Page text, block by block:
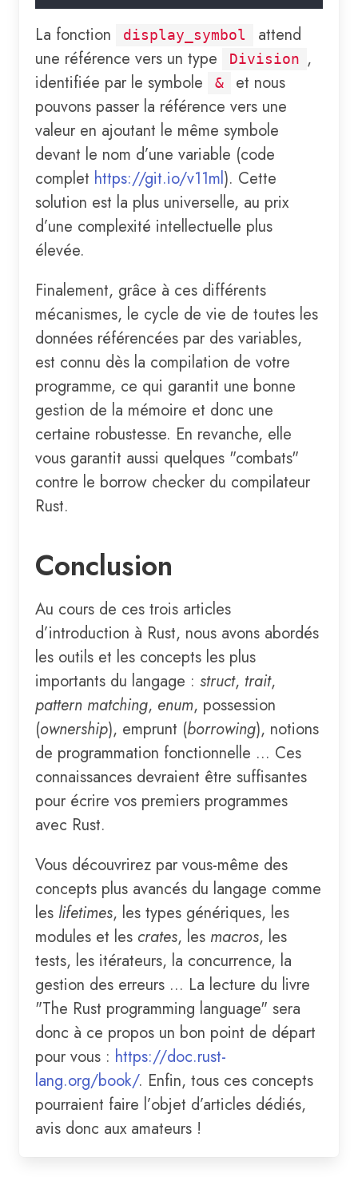
La fonction display_symbol
attend
une référence vers un type
Division ,
identifiée par le symbole
&
et nous
pouvons passer la référence vers une
valeur en ajoutant le même symbole
devant le nom d’une variable (code
complet https://git.io/v11ml). Cette
solution est la plus universelle, au prix
d’une complexité intellectuelle plus
élevée.
Finalement, grâce à ces différents
mécanismes, le cycle de vie de toutes les
données référencées par des variables,
est connu dès la compilation de votre
programme, ce qui garantit une bonne
gestion de la mémoire et donc une
certaine robustesse. En revanche, elle
vous garantit aussi quelques "combats"
contre le borrow checker du compilateur
Rust.
Conclusion
Au cours de ces trois articles
d’introduction à Rust, nous avons abordés
les outils et les concepts les plus
importants du langage : struct, trait,
pattern matching, enum, possession
(ownership), emprunt (borrowing), notions
de programmation fonctionnelle ... Ces
connaissances devraient être suffisantes
pour écrire vos premiers programmes
avec Rust.
Vous découvrirez par vous-même des
concepts plus avancés du langage comme
les lifetimes, les types génériques, les
modules et les crates, les macros, les
tests, les itérateurs, la concurrence, la
gestion des erreurs ... La lecture du livre
"The Rust programming language" sera
donc à ce propos un bon point de départ
pour vous : https://doc.rust-
lang.org/book/. Enfin, tous ces concepts
pourraient faire l’objet d’articles dédiés,
avis donc aux amateurs !